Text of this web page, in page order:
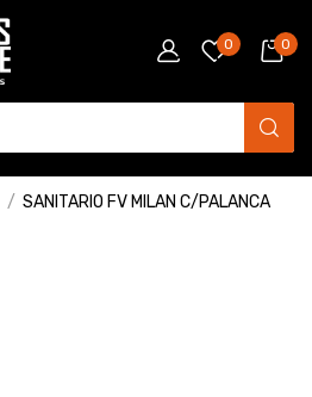
0 0
SANITARIO FV MILAN C/PALANCA